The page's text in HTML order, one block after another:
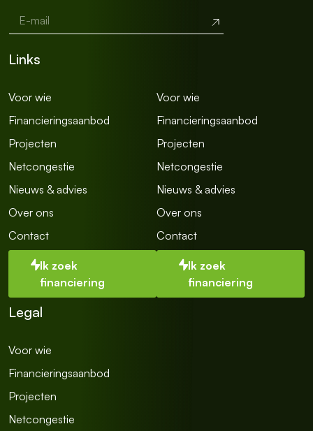
-
m
i
E
k
e
l
e
e
s
t
g
e
l
Links
Voor wie
Financieringsaanbod
Projecten
Netcongestie
Nieuws & advies
Over ons
Contact
Ik zoek
financiering
Voor wie
Financieringsaanbod
Projecten
Netcongestie
Nieuws & advies
Over ons
Contact
Ik zoek
financiering
Legal
Voor wie
Financieringsaanbod
Projecten
Netcongestie